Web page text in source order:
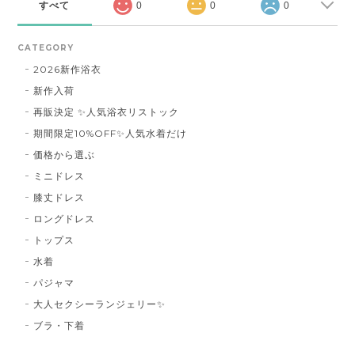
すべて 0 0 0
CATEGORY
2026新作浴衣
新作入荷
再販決定 ✨人気浴衣リストック
期間限定10%OFF✨人気水着だけ
価格から選ぶ
ミニドレス
膝丈ドレス
ロングドレス
トップス
水着
パジャマ
大人セクシーランジェリー✨
ブラ・下着